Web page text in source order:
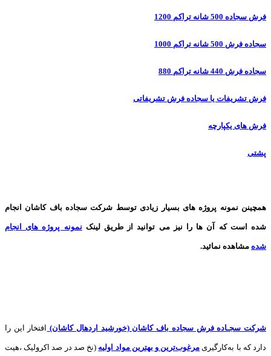
فرش سجاده 500 شانه تراکم 1200
سجاده فرش 500 شانه تراکم 1000
سجاده فرش 440 شانه تراکم 880
فرش تشریفات یا سجاده فرش تشریفاتی
فرش های یکپارچه
پشتی
همچینن نمونه پروژه های بسیار زیادی توسط شرکت سجاده باف کاشان انجام
شده است که آن ها را نیز می توانید از طریق لینک نمونه پروژه های انجام
شده مشاهده نمائید.
شرکت سجـاده فرش سجاده باف کاشان (خورشید اردهال کاشان) افتخار این را
دارد که با به‌کارگیری مرغوب‌ترین و بهترین مواد اولیه (نخ صد در صد اکرولیک ،هیت